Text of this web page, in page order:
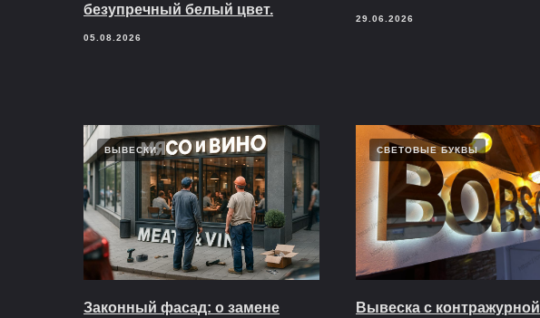
безупречный белый цвет.
05.08.2026
29.06.2026
ВЫВЕСКИ
Законный фасад: о замене
СВЕТОВЫЕ БУКВЫ
Вывеска с контражурной